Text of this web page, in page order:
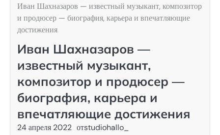
Иван Шахназаров — известный музыкант, композитор
и продюсер — биография, карьера и впечатляющие
достижения
Иван Шахназаров —
известный музыкант,
композитор и продюсер —
биография, карьера и
впечатляющие достижения
24 апреля 2022 отstudiohallo_